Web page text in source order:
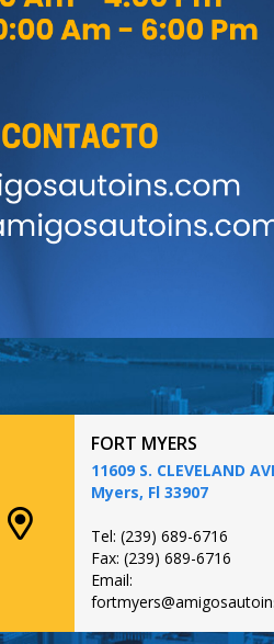
FORT MYERS
11609 S. CLEVELAND
Myers, Fl 33907
Tel: (239) 689-6716
Fax: (239) 689-6716
Email: